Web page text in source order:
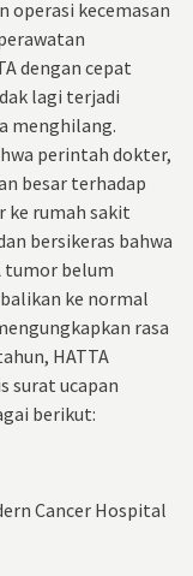
kecemasan
dengan cepat
lagi terjadi
menghilang.
perintah dokter,
besar terhadap
ke rumah sakit
bersikeras bahwa
tumor belum
ke normal
rasa
HATTA
surat ucapan
berikut:
Cancer Hospital